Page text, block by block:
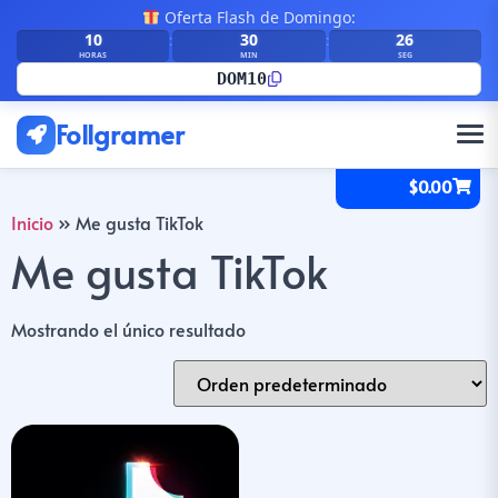
Oferta Flash de Domingo:
10
HORAS
: 30
MIN
: 26
SEG
DOM10
Follgramer
$0.00
Inicio » Me gusta TikTok
Me gusta TikTok
Mostrando el único resultado